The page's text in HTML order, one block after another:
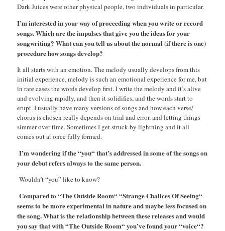
Dark Juices were other physical people, two individuals in particular.
I’m interested in your way of proceeding when you write or record
songs. Which are the impulses that give you the ideas for your
songwriting? What can you tell us about the normal (if there is one)
procedure how songs develop?
It all starts with an emotion. The melody usually develops from this
initial experience, melody is such an emotional experience for me, but
in rare cases the words develop first. I write the melody and it’s alive
and evolving rapidly, and then it solidifies, and the words start to
erupt. I usually have many versions of songs and how each verse/
chorus is chosen really depends on trial and error, and letting things
simmer over time. Sometimes I get struck by lightning and it all
comes out at once fully formed.
I’m wondering if the “you“ that’s addressed in some of the songs on
your debut refers always to the same person.
Wouldn’t “you” like to know?
Compared to “The Outside Room“ “Strange Chalices Of Seeing“
seems to be more experimental in nature and maybe less focused on
the song. What is the relationship between these releases and would
you say that with “The Outside Room“ you’ve found your “voice“?